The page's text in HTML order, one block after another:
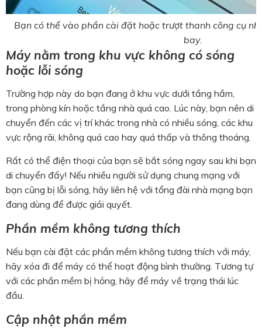
Bạn có thể vào phần cài đặt hoặc trượt thanh công cụ
bay.
Máy nằm trong khu vực không có sóng
hoặc lỗi sóng
Trường hợp này do bạn đang ở khu vực dưới tầng hầm,
trong phòng kín hoặc tầng nhà quá cao. Lúc này, bạn nên di
chuyển đến các vị trí khác trong nhà có nhiều sóng, các khu
vực rộng rãi, không quá cao hay quá thấp và thông thoáng.
Rất có thể điện thoại của bạn sẽ bắt sóng ngay sau khi bạn
di chuyển đấy! Nếu nhiều người sử dụng chung mạng với
bạn cũng bị lỗi sóng, hãy liên hệ với tổng đài nhà mạng bạn
đang dùng để được giải quyết.
Phần mềm không tương thích
Nếu bạn cài đặt các phần mềm không tương thích với máy,
hãy xóa đi để máy có thể hoạt động bình thường. Tương tự
với các phần mềm bị hỏng, hãy để máy về trạng thái lúc
đầu.
Cập nhật phần mềm